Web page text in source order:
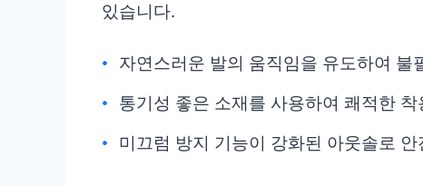
있습니다.
자연스러운 발의 움직임을 유도하여 불
통기성 좋은 소재를 사용하여 쾌적한
미끄럼 방지 기능이 강화된 아웃솔로